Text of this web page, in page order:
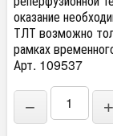
оказание
ТЛТ возможно
рамках
Арт. 109537
− +